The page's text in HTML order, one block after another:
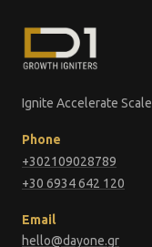
Ignite Accelerate Scale
Phone
+302109028789
+30 6934 642 120
Email
hello@dayone.gr